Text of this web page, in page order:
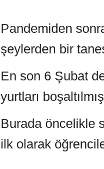
Pandemiden
şeylerden bir
En son 6 Şubat
yurtları
Burada öncelikle
ilk olarak